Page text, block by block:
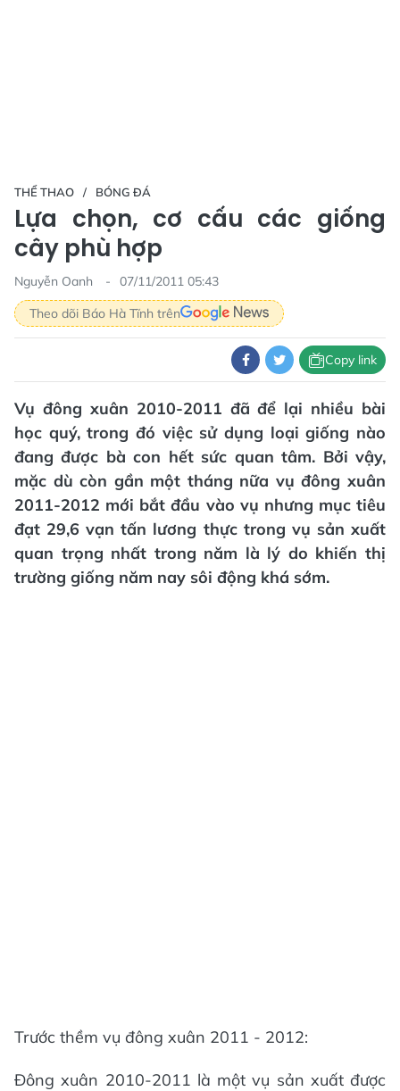
THỂ THAO BÓNG ĐÁ
Lựa chọn, cơ cấu các giống
cây phù hợp
Nguyễn Oanh
07/11/2011 05:43
Theo dõi Báo Hà Tĩnh trên
Copy link
Vụ đông xuân 2010-2011 đã để lại nhiều bài
học quý, trong đó việc sử dụng loại giống nào
đang được bà con hết sức quan tâm. Bởi vậy,
mặc dù còn gần một tháng nữa vụ đông xuân
2011-2012 mới bắt đầu vào vụ nhưng mục tiêu
đạt 29,6 vạn tấn lương thực trong vụ sản xuất
quan trọng nhất trong năm là lý do khiến thị
trường giống năm nay sôi động khá sớm.
Trước thềm vụ đông xuân 2011 - 2012:
Đông xuân 2010-2011 là một vụ sản xuất được